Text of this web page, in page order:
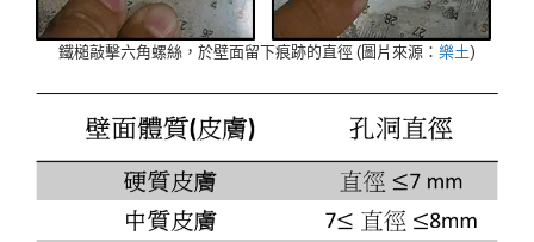
鐵槌敲擊六角螺絲，於壁面留下痕跡的直徑 (圖片來源： 樂土)